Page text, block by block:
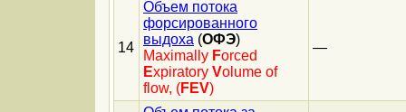
14
Объем потока
форсированного
выдоха (ОФЭ)
Maximally Forced
Expiratory Volume of
flow, (FEV)
—